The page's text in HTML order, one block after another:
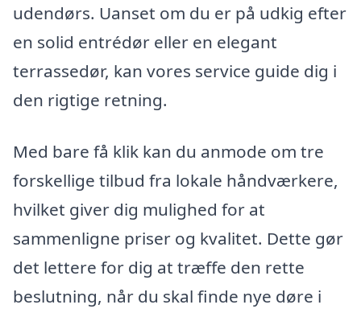
udendørs. Uanset om du er på udkig efter
en solid entrédør eller en elegant
terrassedør, kan vores service guide dig i
den rigtige retning.
Med bare få klik kan du anmode om tre
forskellige tilbud fra lokale håndværkere,
hvilket giver dig mulighed for at
sammenligne priser og kvalitet. Dette gør
det lettere for dig at træffe den rette
beslutning, når du skal finde nye døre i